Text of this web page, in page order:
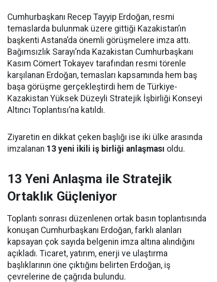
Cumhurbaşkanı Recep Tayyip Erdoğan, resmi
temaslarda bulunmak üzere gittiği Kazakistan’ın
başkenti Astana’da önemli görüşmelere imza attı.
Bağımsızlık Sarayı’nda Kazakistan Cumhurbaşkanı
Kasım Cömert Tokayev tarafından resmi törenle
karşılanan Erdoğan, temasları kapsamında hem baş
başa görüşme gerçekleştirdi hem de Türkiye-
Kazakistan Yüksek Düzeyli Stratejik İşbirliği Konseyi
Altıncı Toplantısı’na katıldı.
Ziyaretin en dikkat çeken başlığı ise iki ülke arasında
imzalanan 13 yeni ikili iş birliği anlaşması oldu.
13 Yeni Anlaşma ile Stratejik
Ortaklık Güçleniyor
Toplantı sonrası düzenlenen ortak basın toplantısında
konuşan Cumhurbaşkanı Erdoğan, farklı alanları
kapsayan çok sayıda belgenin imza altına alındığını
açıkladı. Ticaret, yatırım, enerji ve ulaştırma
başlıklarının öne çıktığını belirten Erdoğan, iş
çevrelerine de çağrıda bulundu.